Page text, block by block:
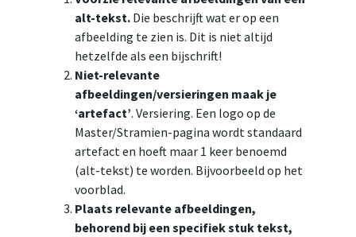
alt-tekst.Die beschrijft wat er op een
afbeelding te zien is. Dit is niet altijd
hetzelfde als een bijschrift!
Niet-relevante
afbeeldingen/versieringen maak je
‘artefact’. Versiering. Een logo op de
Master/Stramien-pagina wordt standaard
artefact en hoeft maar 1 keer benoemd
(alt-tekst) te worden. Bijvoorbeeld op het
voorblad.
Plaats relevante afbeeldingen,
behorend bij een specifiek stuk tekst,